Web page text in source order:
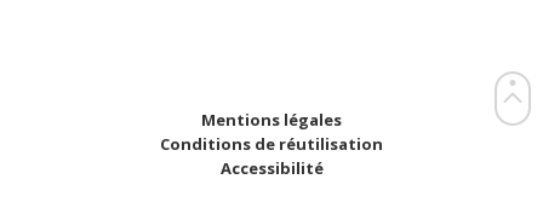
Mentions légales
Conditions de réutilisation
Accessibilité